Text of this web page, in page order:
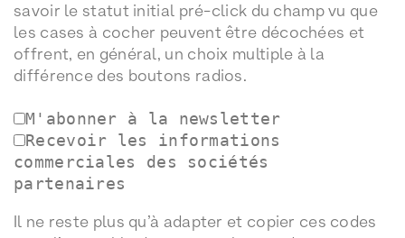
savoir le statut initial pré-click du champ vu que
les cases à cocher peuvent être décochées et
offrent, en général, un choix multiple à la
différence des boutons radios.
M'abonner à la newsletter
Recevoir les informations
commerciales des sociétés
partenaires
Il ne reste plus qu’à adapter et copier ces codes